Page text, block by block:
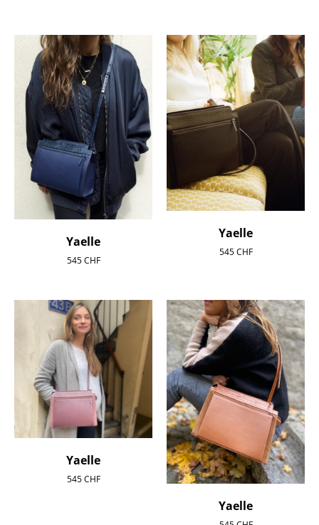
Yaelle
545CHF
Yaelle
545CHF
Yaelle
545CHF
Yaelle